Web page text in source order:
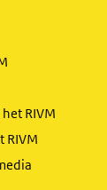
RIVM
RIVM